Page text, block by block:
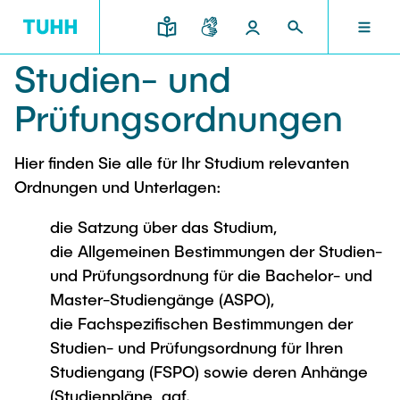
TU HAMBURG
TU HAMBURG
Profil
Campus
Kooperation mit der TUHH
Nachhaltigkeit
STUDIUM UND LEHRE
STUDIUM UND LEHRE
Neues aus Studium und Lehre
Bewerbung
Für Schülerinnen und Schüler
Studienangebot
Studienorientierung
Für Studierende
FORSCHUNG UND TRANSFER
FORSCHUNG UND TRANSFER
Forschungsorganisation
Societal Impact der TUHH
Hightech Agenda Deutschland @ TUHH
Koordinierte Verbundforschung
Exzellenzcluster BlueMat
DEKANATE
DEKANATE
Bau- und Umweltingenieurwesen
Studiengänge
Forschung und Institute
Elektrotechnik, Informatik und Mathematik
Studiengänge
Forschung und Institute
Verfahrenstechnik
INTERNATIONAL
INTERNATIONAL
Mobilität
Studium im Ausland
Praktikum
Termine
Kontakt und Beratung
Campus International
Welcome Weeks
Studien- und
Prüfungsordnungen
Hier finden Sie alle für Ihr Studium relevanten
Ordnungen und Unterlagen:
die Satzung über das Studium,
die Allgemeinen Bestimmungen der Studien-
und Prüfungsordnung für die Bachelor- und
Master-Studiengänge (ASPO),
die Fachspezifischen Bestimmungen der
Studien- und Prüfungsordnung für Ihren
Studiengang (FSPO) sowie deren Anhänge
(Studienpläne, ggf.